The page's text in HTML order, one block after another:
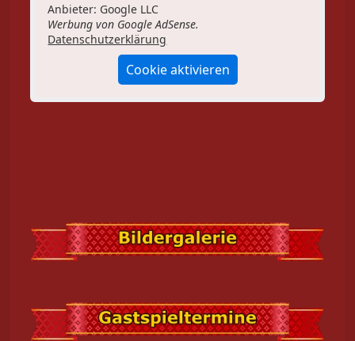
Anbieter: Google LLC
Werbung von Google AdSense.
Datenschutzerklärung
Cookie aktivieren